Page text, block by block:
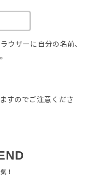
ウザーに自分の名前、
すのでご注意くださ